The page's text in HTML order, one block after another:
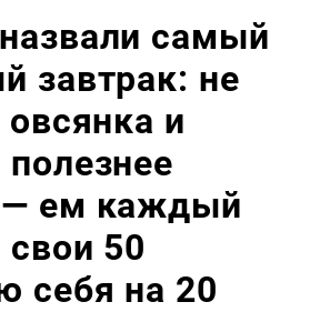
самый
завтрак: не
и
ем каждый
50
себя на 20